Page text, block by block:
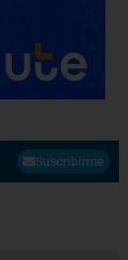
Suscribirme